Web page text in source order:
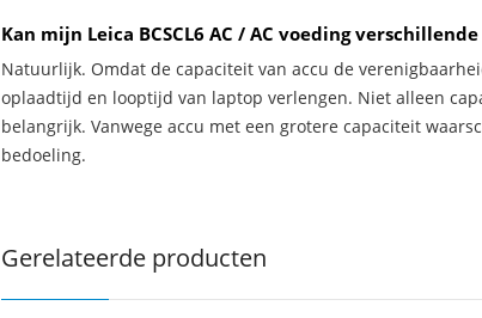
Kan mijn Leica BCSCL6 AC / AC voeding
Natuurlijk. Omdat de capaciteit van accu de
oplaadtijd en looptijd van laptop verlengen. Niet alleen
belangrijk. Vanwege accu met een grotere capaciteit
bedoeling.
Gerelateerde producten